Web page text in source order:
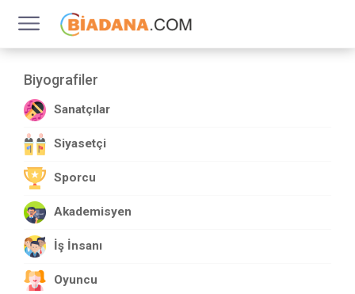
Biyografiler
Sanatçılar
Siyasetçi
Sporcu
Akademisyen
İş İnsanı
Oyuncu